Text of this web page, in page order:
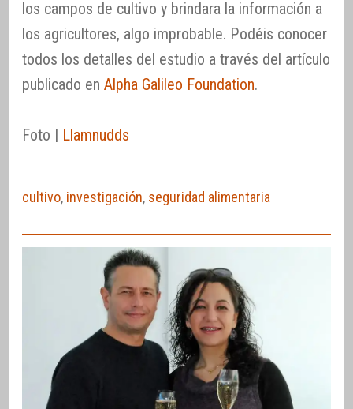
los campos de cultivo y brindara la información a
los agricultores, algo improbable. Podéis conocer
todos los detalles del estudio a través del artículo
publicado en Alpha Galileo Foundation.
Foto | Llamnudds
cultivo, investigación, seguridad alimentaria